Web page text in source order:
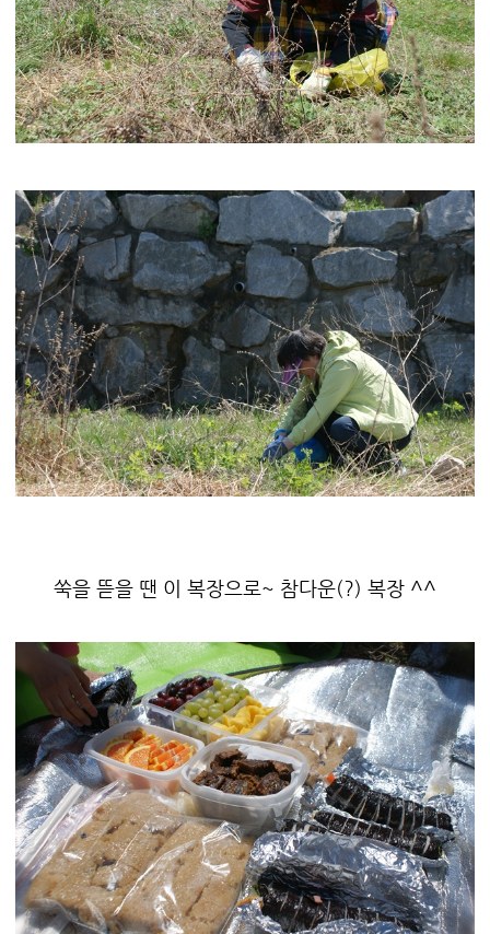
쑥을 뜯을 땐 이 복장으로~ 참다운(?) 복장 ^^